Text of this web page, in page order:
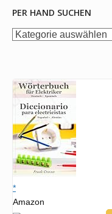
PER HAND SUCHEN
per
*
Amazon